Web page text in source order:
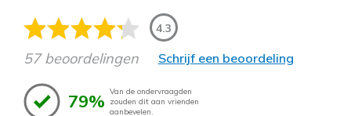
4.3
57 beoordelingen Schrijf een beoordeling
79% Van de ondervraagden
zouden dit aan vrienden
aanbevelen.